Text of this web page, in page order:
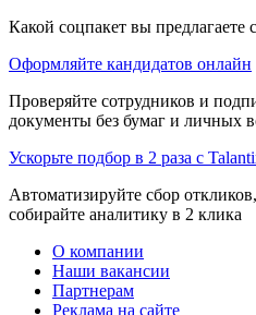
Какой соцпакет вы
Оформляйте кандидатов онлайн
Проверяйте сотрудников и
документы без бумаг и личных
Ускорьте подбор в 2 раза с
Автоматизируйте сбор
собирайте аналитику в 2 клика
О компании
Наши вакансии
Партнерам
Реклама на сайте